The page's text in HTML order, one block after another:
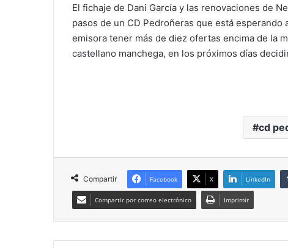
El fichaje de Dani García y las renovaciones de
pasos de un CD Pedroñeras que está
emisora tener más de diez ofertas encima de la
castellano manchega, en los próximos días
cd
Compartir Facebook X LinkedIn
Compartir por correo electrónico Imprimir